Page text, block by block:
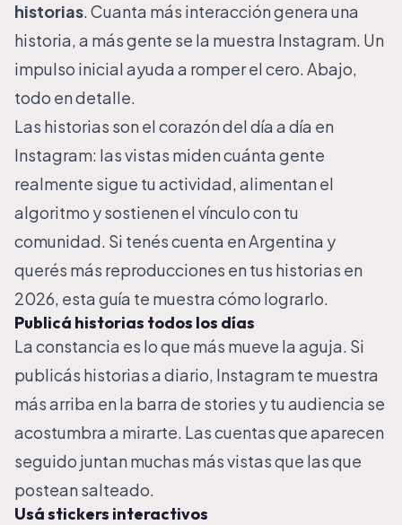
historias. Cuanta más interacción genera una
historia, a más gente se la muestra Instagram. Un
impulso inicial ayuda a romper el cero. Abajo,
todo en detalle.
Las historias son el corazón del día a día en
Instagram: las vistas miden cuánta gente
realmente sigue tu actividad, alimentan el
algoritmo y sostienen el vínculo con tu
comunidad. Si tenés cuenta en Argentina y
querés más reproducciones en tus historias en
2026, esta guía te muestra cómo lograrlo.
Publicá historias todos los días
La constancia es lo que más mueve la aguja. Si
publicás historias a diario, Instagram te muestra
más arriba en la barra de stories y tu audiencia se
acostumbra a mirarte. Las cuentas que aparecen
seguido juntan muchas más vistas que las que
postean salteado.
Usá stickers interactivos